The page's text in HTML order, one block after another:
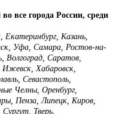
все города России, среди
Казань,
Уфа, Самара, Ростов-на-
Саратов,
Хабаровск,
Севастополь,
Челны, Оренбург,
Пенза, Липецк, Киров,
Тверь,